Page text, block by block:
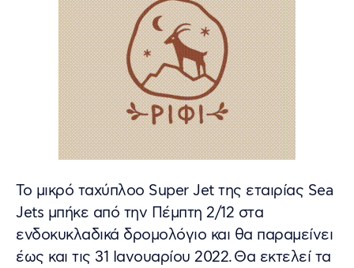
Το μικρό ταχύπλοο Super Jet της εταιρίας Sea
Jets μπήκε από την Πέμπτη 2/12 στα
ενδοκυκλαδικά δρομολόγιο και θα παραμείνει
έως και τις 31 Ιανουαρίου 2022. Θα εκτελεί τα